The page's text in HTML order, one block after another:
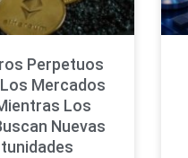
Perpetuos
Mercados
Los
Nuevas